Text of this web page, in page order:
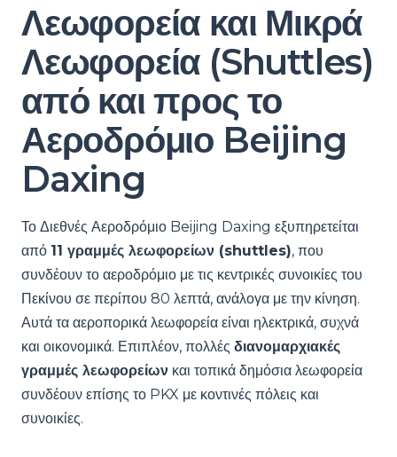
Λεωφορεία και Μικρά
Λεωφορεία (Shuttles)
από και προς το
Αεροδρόμιο Beijing
Daxing
Το Διεθνές Αεροδρόμιο Beijing Daxing εξυπηρετείται
από 11 γραμμές λεωφορείων (shuttles), που
συνδέουν το αεροδρόμιο με τις κεντρικές συνοικίες του
Πεκίνου σε περίπου 80 λεπτά, ανάλογα με την κίνηση.
Αυτά τα αεροπορικά λεωφορεία είναι ηλεκτρικά, συχνά
και οικονομικά. Επιπλέον, πολλές διανομαρχιακές
γραμμές λεωφορείων και τοπικά δημόσια λεωφορεία
συνδέουν επίσης το PKX με κοντινές πόλεις και
συνοικίες.